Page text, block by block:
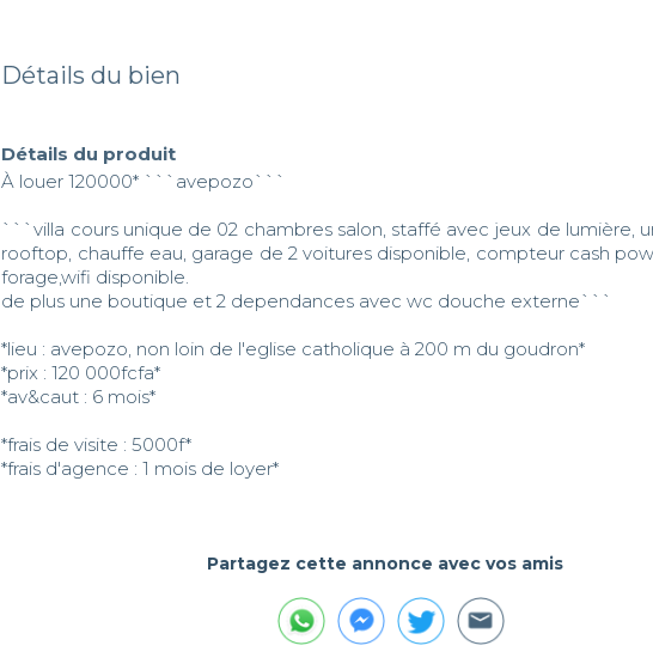
Détails du bien
Détails du produit
À louer 120000* ```avepozo```
```villa cours unique de 02 chambres salon, staffé avec jeux de lumière,
rooftop, chauffe eau, garage de 2 voitures disponible, compteur cash
forage,wifi disponible.
de plus une boutique et 2 dependances avec wc douche externe```
*lieu : avepozo, non loin de l'eglise catholique à 200 m du goudron*
*prix : 120 000fcfa*
*av&caut : 6 mois*
*frais de visite : 5000f*
*frais d'agence : 1 mois de loyer*
Partagez cette annonce avec vos amis